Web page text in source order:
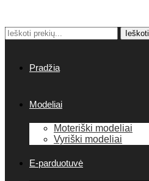
Ieškoti: Ieškoti
Pradžia
Modeliai
Moteriški modeliai
Vyriški modeliai
E-parduotuvė